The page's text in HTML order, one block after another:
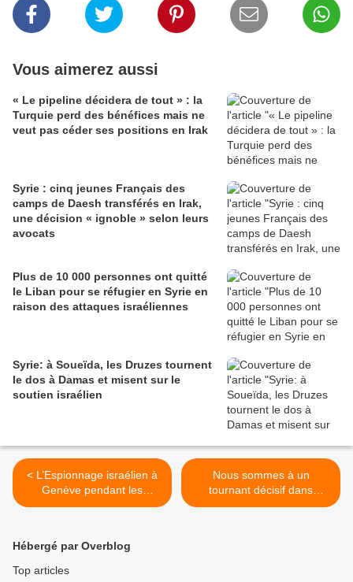
Vous aimerez aussi
« Le pipeline décidera de tout » : la
Turquie perd des bénéfices mais ne
veut pas céder ses positions en Irak
Syrie : cinq jeunes Français des
camps de Daesh transférés en Irak,
une décision « ignoble » selon leurs
avocats
Plus de 10 000 personnes ont quitté
le Liban pour se réfugier en Syrie en
raison des attaques israéliennes
Syrie: à Soueïda, les Druzes tournent
le dos à Damas et misent sur le
soutien israélien
< L’Espionnage israélien à
Genève pendant les
négociations sur le
Nous sommes à un
tournant décisif dans
l’équilibre des puissances >
Hébergé par Overblog
Top articles